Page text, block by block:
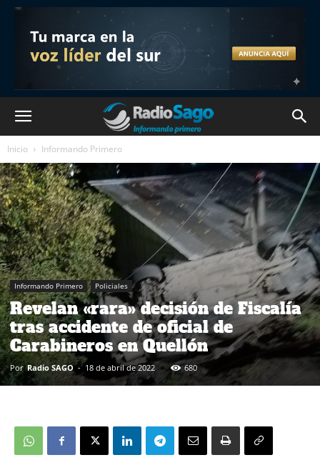
Inicio Informando Primero
Informando Primero Policiales
Revelan «rara» decisión de Fiscalía
tras accidente de oficial de
Carabineros en Quellón
Por Radio SAGO - 18 de abril de 2022 680